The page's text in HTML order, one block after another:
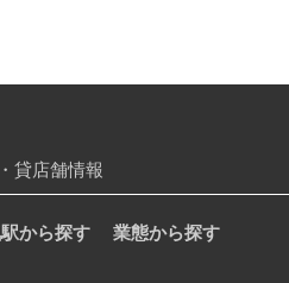
貸店舗情報
から探す 業態から探す